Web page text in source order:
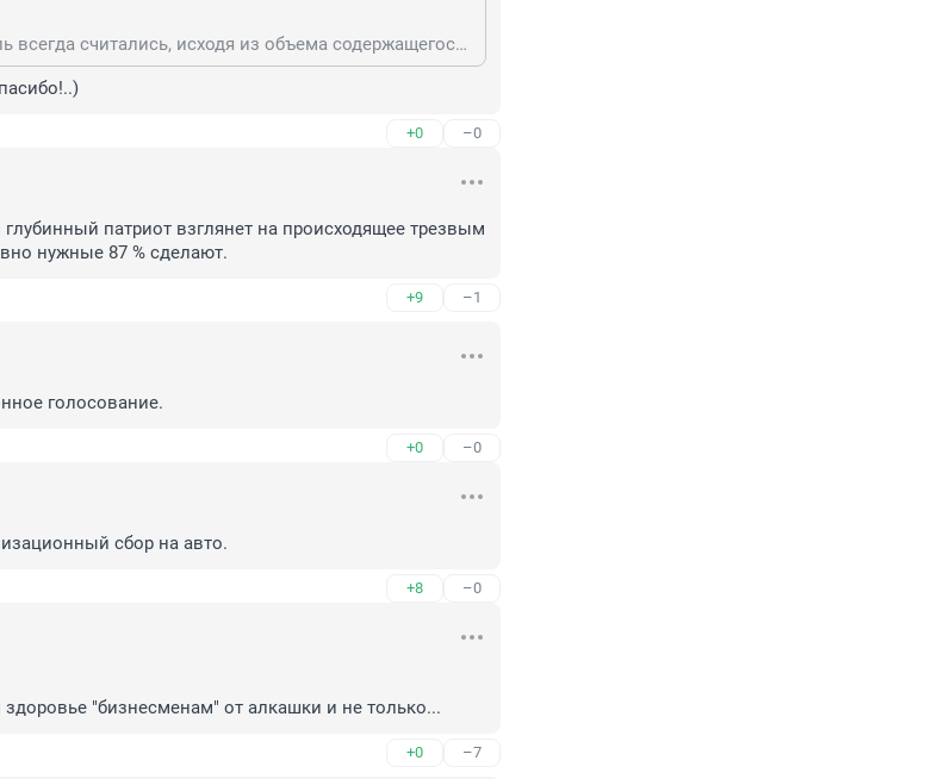
Акцизы на крепкий алкоголь всегда считались, исходя из объема содержащегося спирта, а не всего напитка. Т.е. в цене одинаковых по объему бутылок 20-градусного ликера и водки акциз будет разным - в цене водки его вдвое больше.
+0 –0
глубинный патриот взглянет на происходящее трезвым
нужные 87 % сделают.
+9 –1
голосование.
+0 –0
сбор на авто.
+8 –0
"бизнесменам" от алкашки и не только...
+0 –7